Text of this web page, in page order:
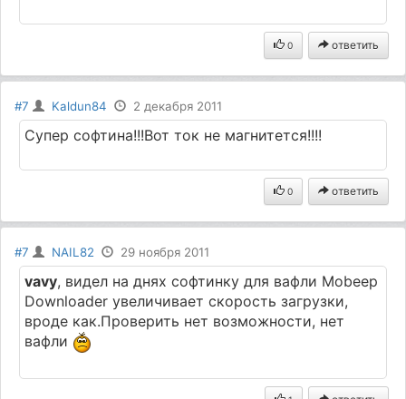
0 ответить
#7 Kaldun84 2 декабря 2011
Супер софтина!!!Вот ток не магнитется!!!!
0 ответить
#7 NAIL82 29 ноября 2011
vavy, видел на днях софтинку для вафли Mobeep
Downloader увеличивает скорость загрузки,
вроде как.Проверить нет возможности, нет
вафли